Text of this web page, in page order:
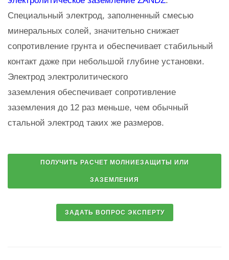
Специальный электрод, заполненный смесью
минеральных солей, значительно снижает
сопротивление грунта и обеспечивает стабильный
контакт даже при небольшой глубине установки.
Электрод электролитического
заземления обеспечивает сопротивление
заземления до 12 раз меньше, чем обычный
стальной электрод таких же размеров.